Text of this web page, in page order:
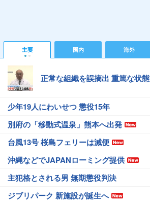
主要 国内 海外
正常な組織を誤摘出 重篤な状態
少年19人にわいせつ 懲役15年
別府の「移動式温泉」熊本へ出発
台風13号 桜島フェリーは減便
沖縄などでJAPANローミング提供
主犯格とされる男 無期懲役判決
ジブリパーク 新施設が誕生へ